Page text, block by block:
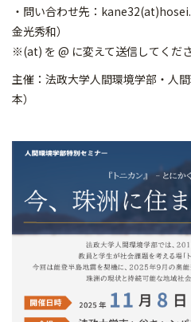
・問い合わせ先：
金光秀和）
※(at) を @ に変えて送信してくだ
主催：法政大学人間環境学部・人
本）